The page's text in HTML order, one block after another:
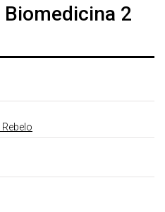
Biomedicina 2